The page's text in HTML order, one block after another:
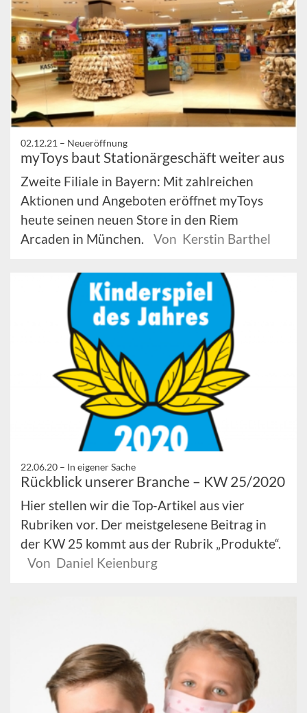
02.12.21 – Neueröffnung
myToys baut Stationärgeschäft weiter aus
Zweite Filiale in Bayern: Mit zahlreichen
Aktionen und Angeboten eröffnet myToys
heute seinen neuen Store in den Riem
Arcaden in München.
Von Kerstin Barthel
22.06.20 – In eigener Sache
Rückblick unserer Branche – KW 25/2020
Hier stellen wir die Top-Artikel aus vier
Rubriken vor. Der meistgelesene Beitrag in
der KW 25 kommt aus der Rubrik „Produkte“.
Von Daniel Keienburg